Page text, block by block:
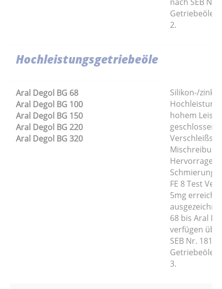
Getriebeöle
2.
Hochleistungsgetriebeöle
Aral Degol BG 68
Aral Degol BG 100
Aral Degol BG 150
Aral Degol BG 220
Aral Degol BG 320
Silikon-/
hohem
Schmierung
FE 8 Test
5mg erreicht
68 bis Aral
verfügen
SEB Nr. 181
Getriebeöle
3.